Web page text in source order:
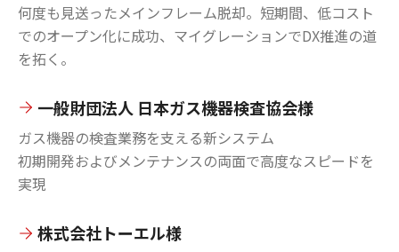
何度も見送ったメインフレーム脱却。短期間、低コスト
でのオープン化に成功、マイグレーションでDX推進の道
を拓く。
一般財団法人 日本ガス機器検査協会様
ガス機器の検査業務を支える新システム
初期開発およびメンテナンスの両面で高度なスピードを
実現
株式会社トーエル様